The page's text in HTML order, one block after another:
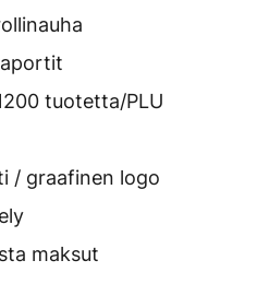
tuotetta/PLU
/ graafinen logo
maksut